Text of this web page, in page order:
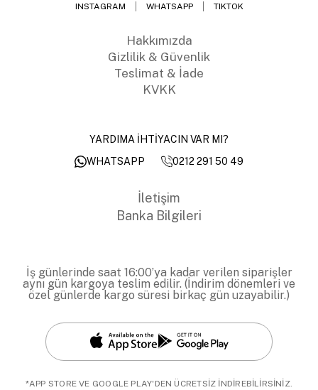
INSTAGRAM WHATSAPP TIKTOK
Hakkımızda
Gizlilik & Güvenlik
Teslimat & İade
KVKK
YARDIMA İHTİYACIN VAR MI?
WHATSAPP
0212 291 50 49
İletişim
Banka Bilgileri
İş günlerinde saat 16:00’ya kadar verilen siparişler
aynı gün kargoya teslim edilir. (İndirim dönemleri ve
özel günlerde kargo süresi birkaç gün uzayabilir.)
*APP STORE VE GOOGLE PLAY'DEN ÜCRETSİZ İNDİREBİLİRSİNİZ.